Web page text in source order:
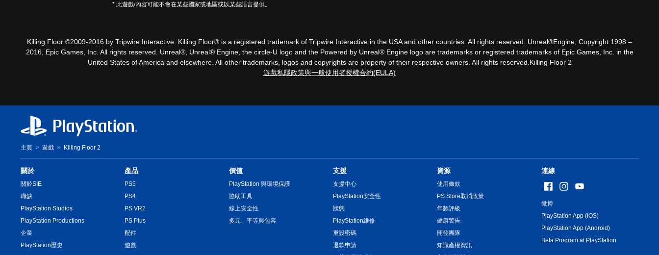
* 此遊戲/內容可能不會在某些國家或地區或以某些語言提供。
Killing Floor ©2009-2016 by Tripwire Interactive. Killing Floor® is a registered trademark of Tripwire Interactive in the USA and other countries. All rights reserved. Unreal®Engine, Copyright 1998 –
2016, Epic Games, Inc. All rights reserved. Unreal®, Unreal® Engine, the circle-U logo and the Powered by Unreal® Engine logo are trade­marks or registered trademarks of Epic Games, Inc. in the
United States of America and elsewhere. All other trademarks, logos and copyrights are property of their respective owners. All rights reserved.Killing Floor 2
遊戲私隱政策與一般使用者授權合約(EULA)
主頁 遊戲 Killing Floor 2
關於
關於SIE
職缺
PlayStation Studios
PlayStation Productions
企業
PlayStation歷史
產品
PS5
PS4
PS VR2
PS Plus
配件
遊戲
價值
PlayStation 與環境保護
協助工具
線上安全性
多元、平等與包容
支援
支援中心
PlayStation安全性
狀態
PlayStation維修
重設密碼
退款申請
資源
使用條款
PS Store取消政策
年齡評級
健康警告
開發團隊
知識產權資訊
連線
微博
PlayStation App (iOS)
PlayStation App (Android)
Beta Program at PlayStation